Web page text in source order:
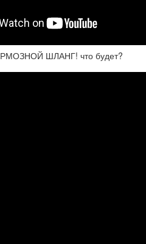
ШЛАНГ! что будет?